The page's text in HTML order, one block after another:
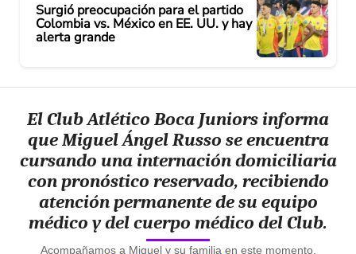
Surgió preocupación para el partido
Colombia vs. México en EE. UU. y hay
alerta grande
El Club Atlético Boca Juniors informa
que Miguel Ángel Russo se encuentra
cursando una internación domiciliaria
con pronóstico reservado, recibiendo
atención permanente de su equipo
médico y del cuerpo médico del Club.
Acompañamos a Miguel y su familia en este momento.